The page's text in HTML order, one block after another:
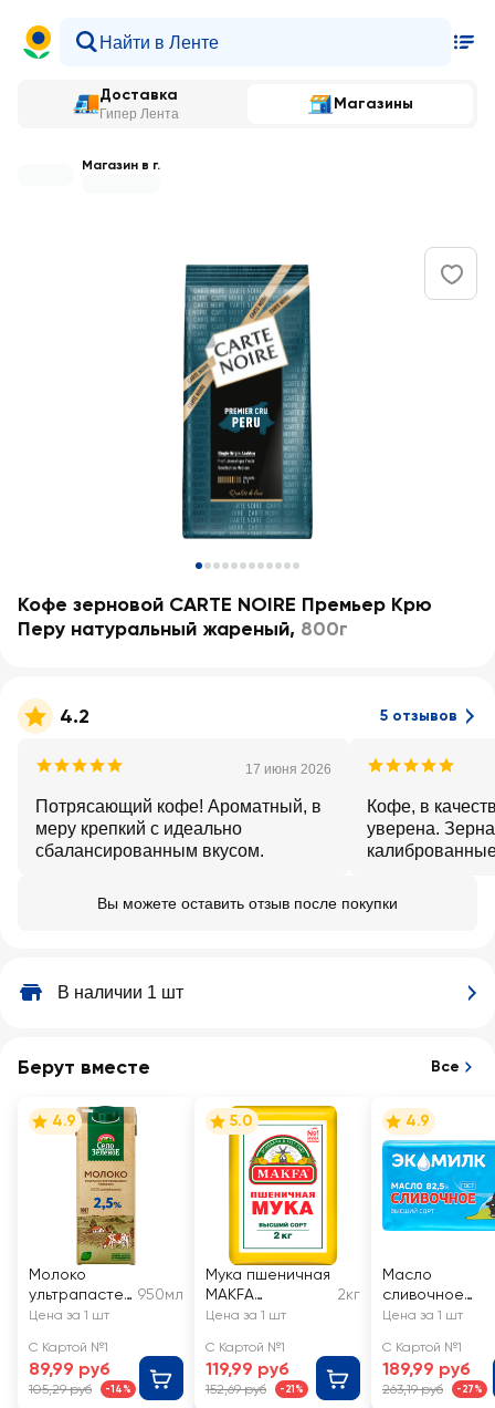
Доставка
Гипер Лента
Магазины
Магазин в г.
Кофе зерновой CARTE NOIRE Премьер Крю
Перу натуральный жареный, 800г
4.2 5 отзывов
17 июня 2026
Потрясающий кофе! Ароматный, в
меру крепкий с идеально
сбалансированным вкусом.
Кофе, в
уверена.
Вы можете оставить отзыв после покупки
В наличии 1 шт
Берут вместе Все
4.9
Молоко
ультрапастер
изованное
ЗЕЛЕНОЕ 2,5%,
без змж
950мл
Цена за 1 шт
С Картой №1
89,99 руб
105,29 руб -14%
5.0
Мука пшеничная
MAKFA
хлебопекарная
2кг
Цена за 1 шт
С Картой №1
119,99 руб
152,69 руб -21%
4.9
Масло
сливочное
ЭКОМИЛК
сорт, без змж
Цена за 1 шт
С Картой №1
189,99 руб
263,19 руб -27%